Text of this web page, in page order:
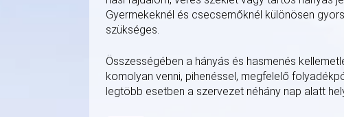
Gyermekeknél és csecsemőknél különösen
szükséges.
Összességében a hányás és hasmenés
komolyan venni, pihenéssel, megfelelő
legtöbb esetben a szervezet néhány nap alatt